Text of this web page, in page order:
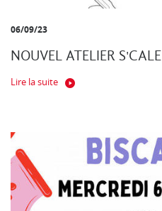
06/09/23
NOUVEL ATELIER S'CALE
Lire la suite